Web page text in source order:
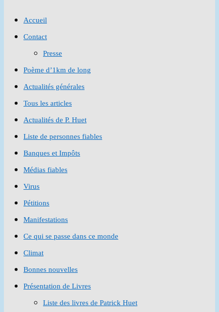
Accueil
Contact
Presse
Poème d’1km de long
Actualités générales
Tous les articles
Actualités de P. Huet
Liste de personnes fiables
Banques et Impôts
Médias fiables
Virus
Pétitions
Manifestations
Ce qui se passe dans ce monde
Climat
Bonnes nouvelles
Présentation de Livres
Liste des livres de Patrick Huet